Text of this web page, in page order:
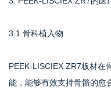
3.1 骨科植入物
PEEK-LISCIEX ZR7板材在
能，能够有效支持骨骼的愈